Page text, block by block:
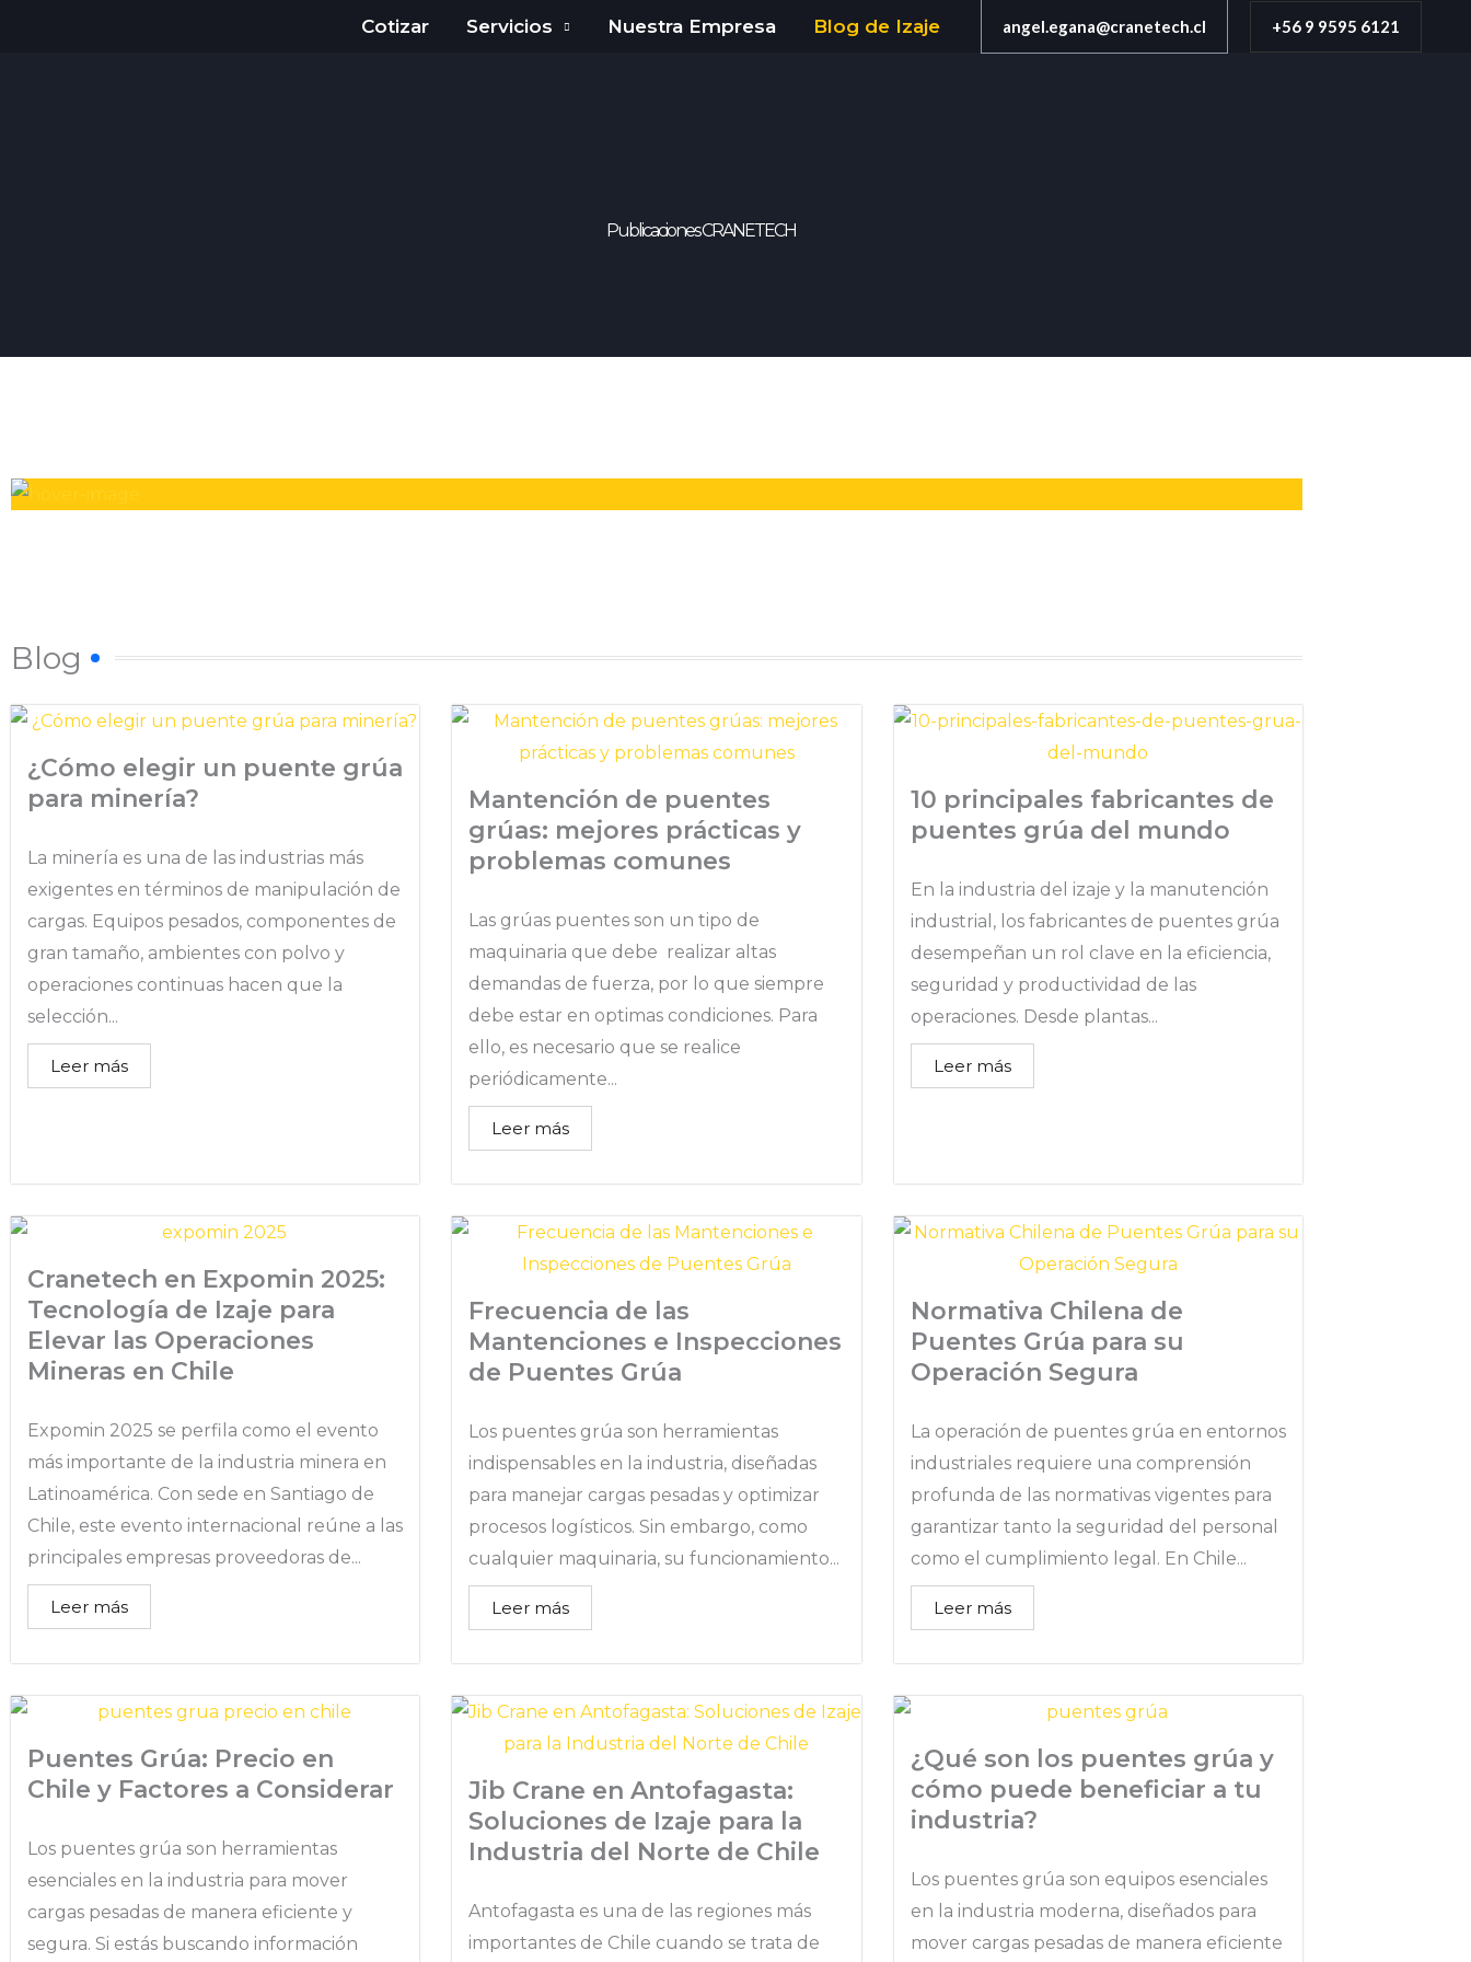
Cotizar Servicios Nuestra Empresa Blog de Izaje angel.egana@cranetech.cl +56 9 9595 6121
Publicaciones CRANETECH
Blog
¿Cómo elegir un puente grúa
para minería?
La minería es una de las industrias más
exigentes en términos de manipulación de
cargas. Equipos pesados, componentes de
gran tamaño, ambientes con polvo y
operaciones continuas hacen que la
selección...
Leer más
Mantención de puentes
grúas: mejores prácticas y
problemas comunes
Las grúas puentes son un tipo de
maquinaria que debe realizar altas
demandas de fuerza, por lo que siempre
debe estar en optimas condiciones. Para
ello, es necesario que se realice
periódicamente...
Leer más
10 principales fabricantes de
puentes grúa del mundo
En la industria del izaje y la manutención
industrial, los fabricantes de puentes grúa
desempeñan un rol clave en la eficiencia,
seguridad y productividad de las
operaciones. Desde plantas...
Leer más
Cranetech en Expomin 2025:
Tecnología de Izaje para
Elevar las Operaciones
Mineras en Chile
Expomin 2025 se perfila como el evento
más importante de la industria minera en
Latinoamérica. Con sede en Santiago de
Chile, este evento internacional reúne a las
principales empresas proveedoras de...
Leer más
Frecuencia de las
Mantenciones e Inspecciones
de Puentes Grúa
Los puentes grúa son herramientas
indispensables en la industria, diseñadas
para manejar cargas pesadas y optimizar
procesos logísticos. Sin embargo, como
cualquier maquinaria, su funcionamiento...
Leer más
Normativa Chilena de
Puentes Grúa para su
Operación Segura
La operación de puentes grúa en entornos
industriales requiere una comprensión
profunda de las normativas vigentes para
garantizar tanto la seguridad del personal
como el cumplimiento legal. En Chile...
Leer más
Puentes Grúa: Precio en
Chile y Factores a Considerar
Los puentes grúa son herramientas
esenciales en la industria para mover
cargas pesadas de manera eficiente y
segura. Si estás buscando información
Jib Crane en Antofagasta:
Soluciones de Izaje para la
Industria del Norte de Chile
Antofagasta es una de las regiones más
importantes de Chile cuando se trata de
¿Qué son los puentes grúa y
cómo puede beneficiar a tu
industria?
Los puentes grúa son equipos esenciales
en la industria moderna, diseñados para
mover cargas pesadas de manera eficiente